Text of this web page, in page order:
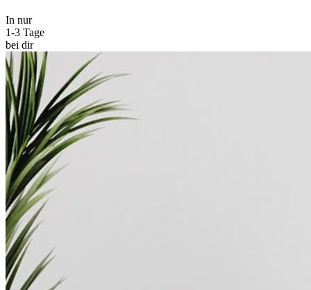
In nur
1-3 Tage
bei dir